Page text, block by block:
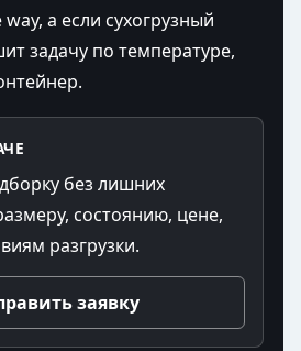
а если сухогрузный
задачу по температуре,
без лишних
состоянию, цене,
разгрузки.
заявку